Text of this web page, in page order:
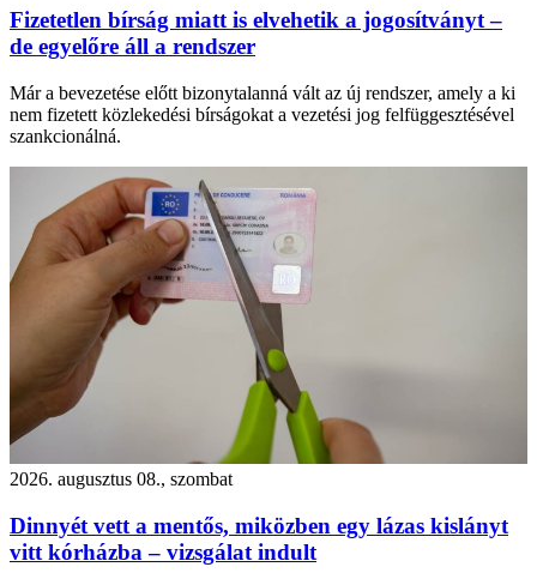
Fizetetlen bírság miatt is elvehetik a jogosítványt –
de egyelőre áll a rendszer
Már a bevezetése előtt bizonytalanná vált az új rendszer, amely a ki
nem fizetett közlekedési bírságokat a vezetési jog felfüggesztésével
szankcionálná.
2026. augusztus 08., szombat
Dinnyét vett a mentős, miközben egy lázas kislányt
vitt kórházba – vizsgálat indult